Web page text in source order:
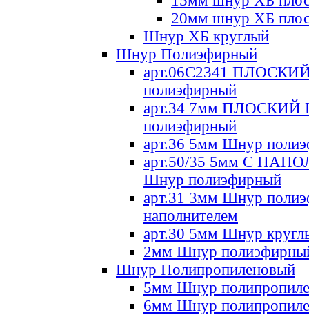
20мм шнур ХБ
Шнур ХБ круглый
Шнур Полиэфирный
арт.06С2341
полиэфирный
арт.34 7мм ПЛОСКИЙ
полиэфирный
арт.36 5мм Шнур
арт.50/35 5мм С
Шнур полиэфирный
арт.31 3мм Шнур
наполнителем
арт.30 5мм Шнур
2мм Шнур
Шнур Полипропиленовый
5мм Шнур
6мм Шнур